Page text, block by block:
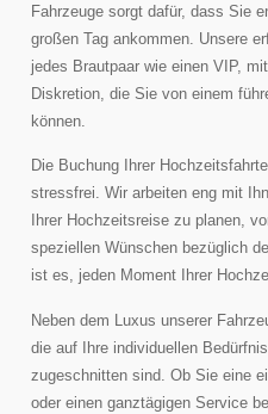
Fahrzeuge sorgt dafür, dass Sie
großen Tag ankommen. Unsere
jedes Brautpaar wie einen VIP,
Diskretion, die Sie von einem
können.
Die Buchung Ihrer
stressfrei. Wir arbeiten eng mit
Ihrer Hochzeitsreise zu planen,
speziellen Wünschen bezüglich
ist es, jeden Moment Ihrer
Neben dem Luxus unserer
die auf Ihre individuellen
zugeschnitten sind. Ob Sie eine
oder einen ganztägigen Service